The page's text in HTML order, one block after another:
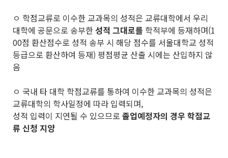
ㅇ 학점교류로 이수한 교과목의 성적은 교류대학에서 우리
대학에 공문으로 송부한성적 그대로를 학적부에 등재하며(1
00점 환산점수로 성적 송부 시 해당 점수를 서울대학교 성적
등급으로 환산하여 등재) 평점평균 산출 시에는 산입하지 않
음
ㅇ 국내 타 대학 학점교류를 통하여 이수한 교과목의 성적은
교류대학의 학사일정에 따라 입력되며,
성적 입력이 지연될 수 있으므로 졸업예정자의 경우 학점교
류 신청 지양